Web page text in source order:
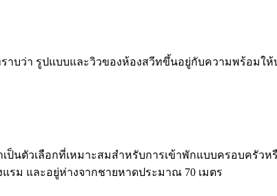
าบว่า รูปแบบและวิวของห้องสวีทขึ้นอยู่กับความพร้อมให้
นตัวเลือกที่เหมาะสมสำหรับการเข้าพักแบบครอบครัวห
งแรม และอยู่ห่างจากชายหาดประมาณ 70 เมตร